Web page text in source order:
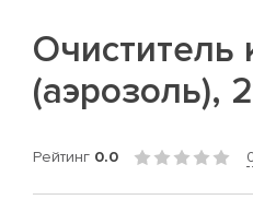
Очиститель
(аэрозоль),
Рейтинг 0.0